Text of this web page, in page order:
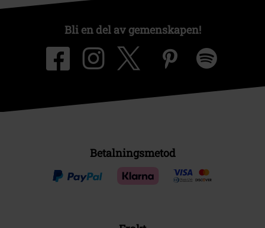
Bli en del av gemenskapen!
Betalningsmetod